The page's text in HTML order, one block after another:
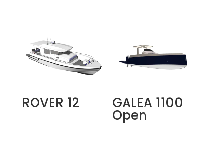
ROVER 12 GALEA 1100
Open